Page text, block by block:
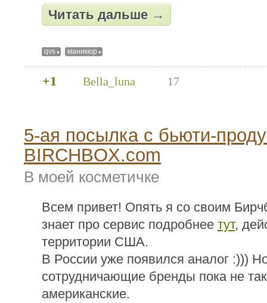
Читать дальше →
qvs маникюр
+1 Bella_luna 17
5-ая посылка с бьюти-
BIRCHBOX.com
В моей косметичке
Всем привет! Опять я со своим
знает про сервис подробнее тут,
территории США.
В России уже появился аналог :)))
сотрудничающие бренды пока не
американские.